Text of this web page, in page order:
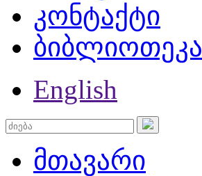
კონტაქტი
ბიბლიოთეკა
English
მთავარი